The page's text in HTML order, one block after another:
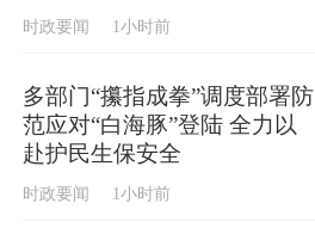
时政要闻 1小时前
多部门“攥指成拳”调度部署防
范应对“白海豚”登陆 全力以
赴护民生保安全
时政要闻 1小时前